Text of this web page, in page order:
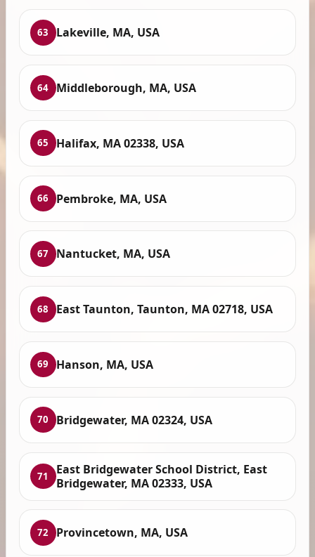
63 Lakeville, MA, USA
64 Middleborough, MA, USA
65 Halifax, MA 02338, USA
66 Pembroke, MA, USA
67 Nantucket, MA, USA
68 East Taunton, Taunton, MA 02718, USA
69 Hanson, MA, USA
70 Bridgewater, MA 02324, USA
71
East Bridgewater School District, East
Bridgewater, MA 02333, USA
72 Provincetown, MA, USA